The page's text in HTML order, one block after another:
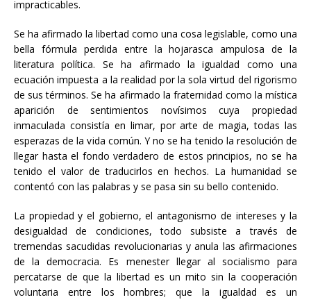
impracticables.
Se ha afirmado la libertad como una cosa legislable, como una
bella fórmula perdida entre la hojarasca ampulosa de la
literatura política. Se ha afirmado la igualdad como una
ecuación impuesta a la realidad por la sola virtud del rigorismo
de sus términos. Se ha afirmado la fraternidad como la mística
aparición de sentimientos novísimos cuya propiedad
inmaculada consistía en limar, por arte de magia, todas las
esperazas de la vida común. Y no se ha tenido la resolución de
llegar hasta el fondo verdadero de estos principios, no se ha
tenido el valor de traducirlos en hechos. La humanidad se
contentó con las palabras y se pasa sin su bello contenido.
La propiedad y el gobierno, el antagonismo de intereses y la
desigualdad de condiciones, todo subsiste a través de
tremendas sacudidas revolucionarias y anula las afirmaciones
de la democracia. Es menester llegar al socialismo para
percatarse de que la libertad es un mito sin la cooperación
voluntaria entre los hombres; que la igualdad es un